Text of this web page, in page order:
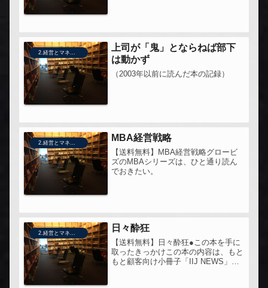
上司が「鬼」とならねば部下
は動かず
（2003年以前に読んだ本の記録）
MBA経営戦略
【送料無料】MBA経営戦略グロービ
ズのMBAシリーズは、ひと通り読ん
でおきたい。
日々酔狂
【送料無料】日々酔狂●この本を手に
取ったきっかけこの本の内容は、もと
もと顧客向け小冊子「IIJ NEWS」に